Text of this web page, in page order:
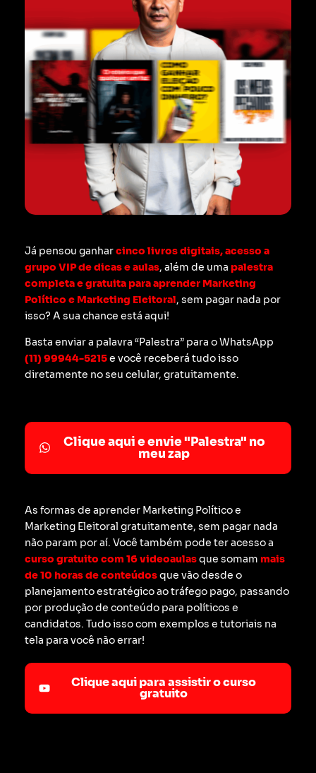
Já pensou ganharcinco livros digitais, acesso a
grupo VIP de dicas e aulas, além de uma palestra
completa e gratuita para aprender Marketing
Político e Marketing Eleitoral, sem pagar nada por
isso? A sua chance está aqui!
Basta enviar a palavra “Palestra” para o WhatsApp
(11) 99944-5215e você receberá tudo isso
diretamente no seu celular, gratuitamente.
Clique aqui e envie "Palestra" no
meu zap
As formas de aprender Marketing Político e
Marketing Eleitoral gratuitamente, sem pagar nada
não param por aí. Você também pode ter acesso a
curso gratuito com 16 videoaulasque somam mais
de 10 horas de conteúdosque vão desde o
planejamento estratégico ao tráfego pago, passando
por produção de conteúdo para políticos e
candidatos. Tudo isso com exemplos e tutoriais na
tela para você não errar!
Clique aqui para assistir o curso
gratuito